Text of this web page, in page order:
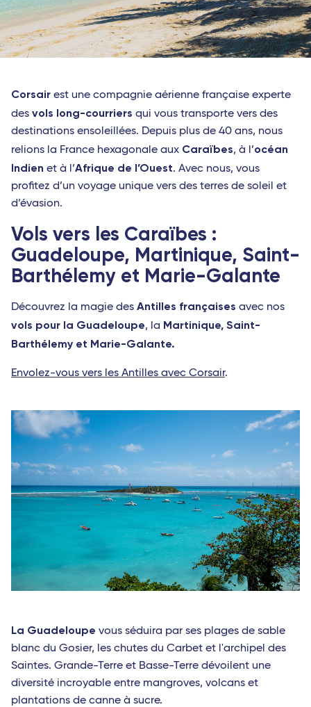
Corsair est une compagnie aérienne française experte
des vols long-courriers qui vous transporte vers des
destinations ensoleillées. Depuis plus de 40 ans, nous
relions la France hexagonale aux Caraïbes, à l’océan
Indien et à l’Afrique de l’Ouest. Avec nous, vous
profitez d’un voyage unique vers des terres de soleil et
d’évasion.
Vols vers les Caraïbes :
Guadeloupe, Martinique, Saint-
Barthélemy et Marie-Galante
Découvrez la magie des Antilles françaises avec nos
vols pour la Guadeloupe, la Martinique, Saint-
Barthélemy et Marie-Galante.
Envolez-vous vers les Antilles avec Corsair.
La Guadeloupe vous séduira par ses plages de sable
blanc du Gosier, les chutes du Carbet et l'archipel des
Saintes. Grande-Terre et Basse-Terre dévoilent une
diversité incroyable entre mangroves, volcans et
plantations de canne à sucre.